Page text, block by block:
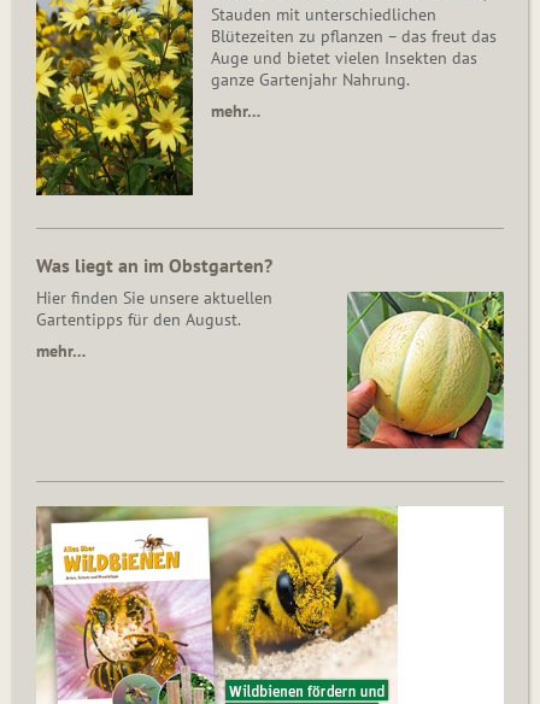
Stauden mit unterschiedlichen
Blütezeiten zu pflanzen – das freut das
Auge und bietet vielen Insekten das
ganze Gartenjahr Nahrung.
mehr…
Was liegt an im Obstgarten?
Hier finden Sie unsere aktuellen
Gartentipps für den August.
mehr…